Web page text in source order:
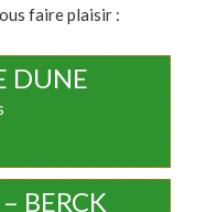
faire plaisir :
DUNE
BERCK